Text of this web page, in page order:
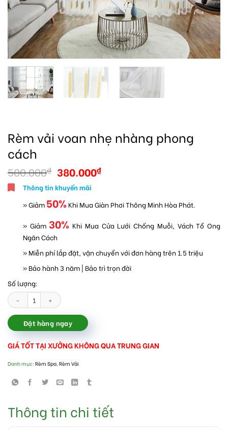
Rèm vải voan nhẹ nhàng phong
cách
500.000₫ 380.000₫
Thông tin khuyến mãi
» Giảm 50% Khi Mua Giàn Phơi Thông Minh Hòa Phát.
» Giảm 30% Khi Mua Cửa Lưới Chống Muỗi, Vách Tổ Ong
Ngăn Cách
» Miễn phí lắp đặt, vận chuyển với đơn hàng trên 1.5 triệu
» Bảo hành 3 năm | Bảo trì trọn đời
Số lượng:
Rèm vải voan nhẹ nhàng phong cách số lượng
Đặt hàng ngay
GIÁ TỐT TẠI XƯỞNG KHÔNG QUA TRUNG GIAN
Danh mục: Rèm Spa, Rèm Vải
Thông tin chi tiết